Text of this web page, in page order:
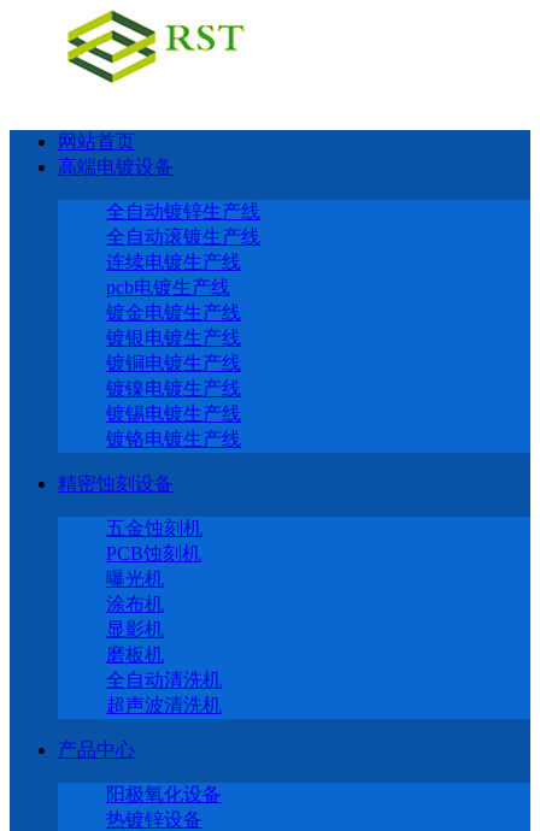
网站首页
高端电镀设备
全自动镀锌生产线
全自动滚镀生产线
连续电镀生产线
pcb电镀生产线
镀金电镀生产线
镀银电镀生产线
镀铜电镀生产线
镀镍电镀生产线
镀锡电镀生产线
镀铬电镀生产线
精密蚀刻设备
五金蚀刻机
PCB蚀刻机
曝光机
涂布机
显影机
磨板机
全自动清洗机
超声波清洗机
产品中心
阳极氧化设备
热镀锌设备